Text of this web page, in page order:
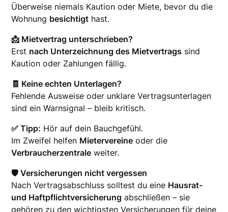
Überweise niemals Kaution oder Miete, bevor du die
Wohnung besichtigt hast.
📩 Mietvertrag unterschrieben?
Erst nach Unterzeichnung des Mietvertrags sind
Kaution oder Zahlungen fällig.
🧾 Keine echten Unterlagen?
Fehlende Ausweise oder unklare Vertragsunterlagen
sind ein Warnsignal – bleib kritisch.
✅ Tipp: Hör auf dein Bauchgefühl.
Im Zweifel helfen Mietervereine oder die
Verbraucherzentrale weiter.
🛡️ Versicherungen nicht vergessen
Nach Vertragsabschluss solltest du eine Hausrat-
und Haftpflichtversicherung abschließen – sie
gehören zu den wichtigsten Versicherungen für deine